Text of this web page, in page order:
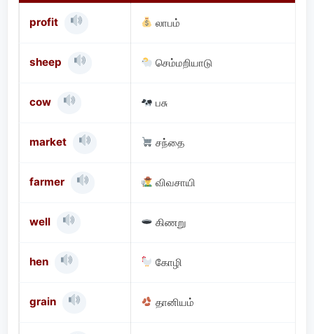
profit லாபம்
sheep செம்மறியாடு
cow பசு
market சந்தை
farmer விவசாயி
well கிணறு
hen கோழி
grain தானியம்